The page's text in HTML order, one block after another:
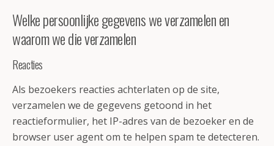
Welke persoonlijke gegevens we verzamelen en
waarom we die verzamelen
Reacties
Als bezoekers reacties achterlaten op de site,
verzamelen we de gegevens getoond in het
reactieformulier, het IP-adres van de bezoeker en de
browser user agent om te helpen spam te detecteren.